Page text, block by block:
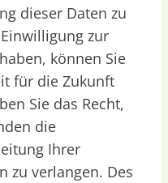
dieser Daten zu
zur
können Sie
für die Zukunft
Sie das Recht,
die
Ihrer
zu verlangen. Des